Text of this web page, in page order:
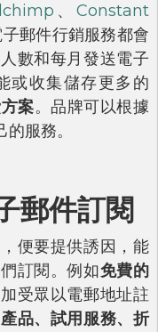
、Constant
郵件行銷服務都會
數和每月發送電子
或收集儲存更多的
案。品牌可以根據
服務。
郵件訂閱
便要提供誘因，能
們訂閱。例如免費的
受眾以電郵地址註
品、試用服務、折